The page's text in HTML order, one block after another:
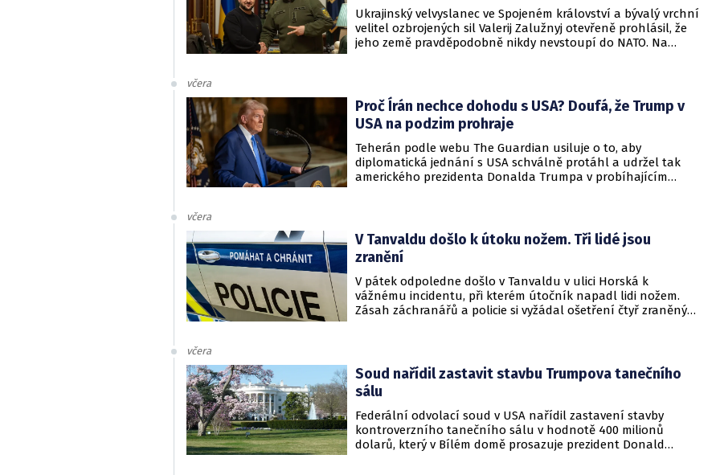
Ukrajinský velvyslanec ve Spojeném království a bývalý vrchní
velitel ozbrojených sil Valerij Zalužnyj otevřeně prohlásil, že
jeho země pravděpodobně nikdy nevstoupí do NATO. Na
nedosažitelné.
včera
Proč Írán nechce dohodu s USA? Doufá, že Trump v
USA na podzim prohraje
Teherán podle webu The Guardian usiluje o to, aby
diplomatická jednání s USA schválně protáhl a udržel tak
amerického prezidenta Donalda Trumpa v probíhajícím
rukojmími za prezidenta Jimmyho Cartera.
včera
V Tanvaldu došlo k útoku nožem. Tři lidé jsou
zranění
V pátek odpoledne došlo v Tanvaldu v ulici Horská k
vážnému incidentu, při kterém útočník napadl lidi nožem.
Zásah záchranářů a policie si vyžádal ošetření čtyř zraněných
včera
Soud nařídil zastavit stavbu Trumpova tanečního
sálu
Federální odvolací soud v USA nařídil zastavení stavby
kontroverzního tanečního sálu v hodnotě 400 milionů
dolarů, který v Bílém domě prosazuje prezident Donald